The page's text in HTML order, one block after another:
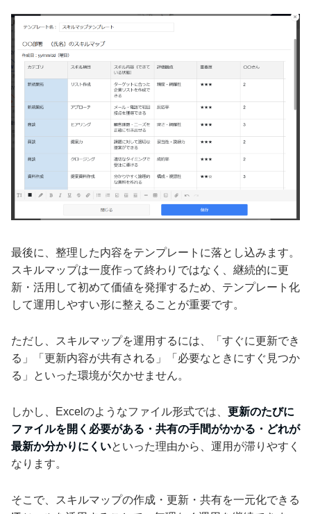
最後に、整理した内容をテンプレートに落とし込みます。
スキルマップは一度作って終わりではなく、継続的に更
新・活用して初めて価値を発揮するため、テンプレート化
して運用しやすい形に整えることが重要です。
ただし、スキルマップを運用するには、「すぐに更新でき
る」「更新内容が共有される」「必要なときにすぐ見つか
る」といった環境が欠かせません。
しかし、Excelのようなファイル形式では、 更新のたびに
ファイルを開く必要がある・共有の手間がかかる・どれが
最新か分かりにくいといった理由から、運用が滞りやすく
なります。
そこで、スキルマップの作成・更新・共有を一元化できる